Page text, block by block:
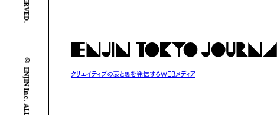
クリエイティブの表と裏を発信するWEBメディア